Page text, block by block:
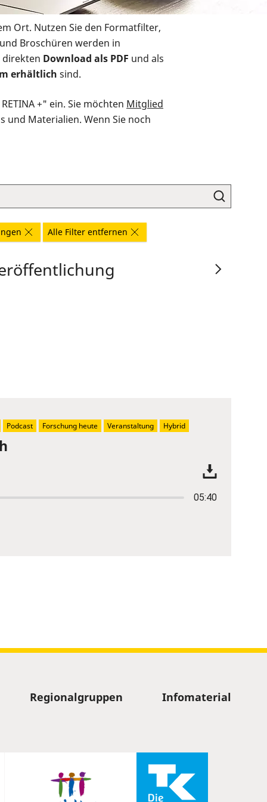
Ort. Nutzen Sie den Formatfilter,
Broschüren werden in
direkten Download als PDF und als
erhältlich sind.
+" ein. Sie möchten Mitglied
Materialien. Wenn Sie noch
Alle Filter entfernen
05:40
Podcast Forschung heute Veranstaltung Hybrid
Regionalgruppen Infomaterial